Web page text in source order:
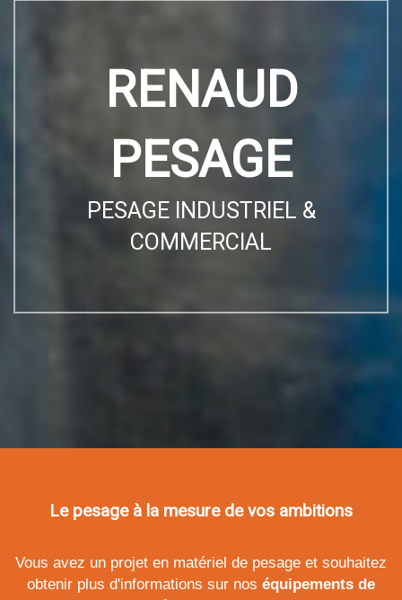
RENAUD
PESAGE
PESAGE INDUSTRIEL &
COMMERCIAL
Le pesage à la mesure de vos ambitions
Vous avez un projet en matériel de pesage et souhaitez
obtenir plus d'informations sur nos équipements de